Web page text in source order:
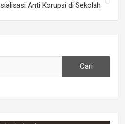
Anti Korupsi di Sekolah
Cari